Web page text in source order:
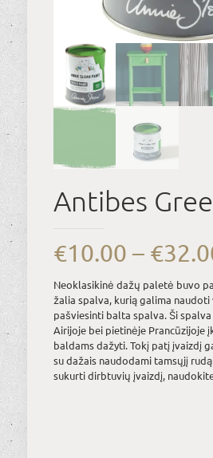
Antibes
€10.00 – €
Neoklasikinė dažų paletė buvo
žalia spalva, kurią galima naudoti
pašviesinti balta spalva. Ši
Airijoje bei pietinėje Prancūzijoje
baldams dažyti. Tokį patį įvaizdį
su dažais naudodami tamsųjį
sukurti dirbtuvių įvaizdį,